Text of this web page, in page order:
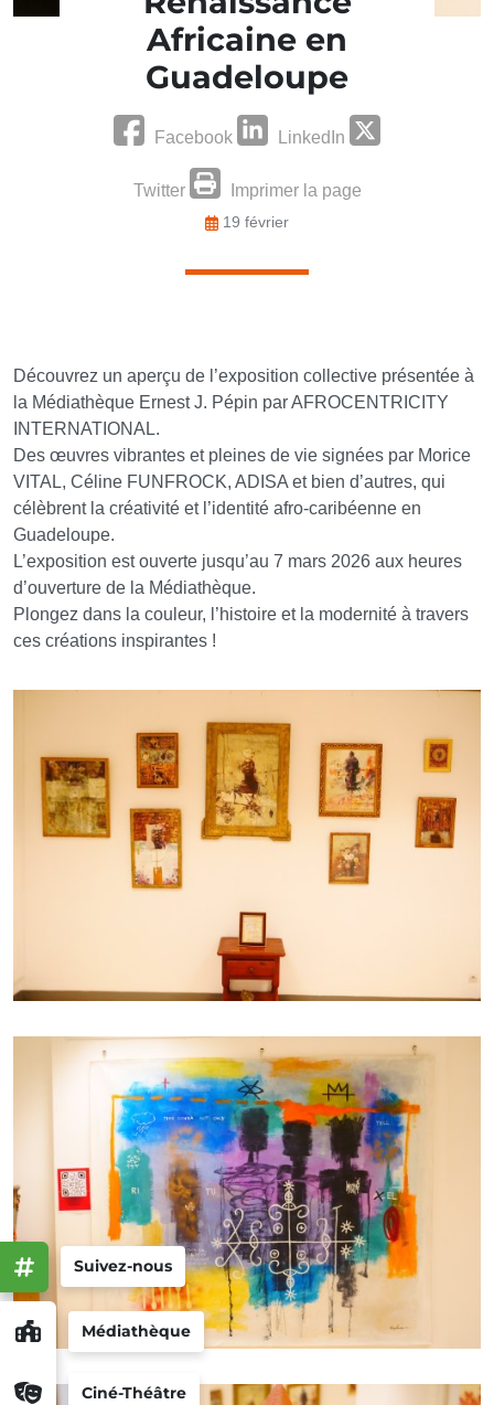
Médiathèque
Ciné-Théâtre
Suivez-nous
Africaine en
Guadeloupe
Facebook LinkedIn
Twitter Imprimer la page
19 février
Découvrez un aperçu de l’exposition collective présentée à
la Médiathèque Ernest J. Pépin par AFROCENTRICITY
INTERNATIONAL.
Des œuvres vibrantes et pleines de vie signées par Morice
VITAL, Céline FUNFROCK, ADISA et bien d’autres, qui
célèbrent la créativité et l’identité afro-caribéenne en
Guadeloupe.
L’exposition est ouverte jusqu’au 7 mars 2026 aux heures
d’ouverture de la Médiathèque.
Plongez dans la couleur, l’histoire et la modernité à travers
ces créations inspirantes !